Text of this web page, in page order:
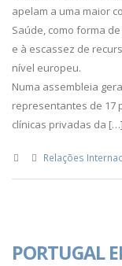
apelam a uma maior
Saúde, como forma
e à escassez de
nível europeu.
Numa assembleia
representantes de 17
clínicas privadas da […]
Relações
PORTUGAL